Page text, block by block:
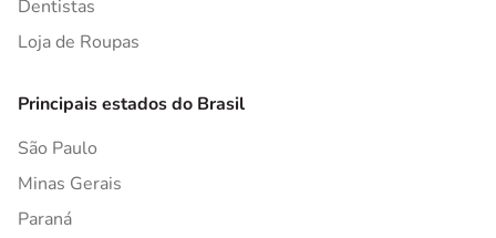
Dentistas
Loja de Roupas
Principais estados do Brasil
São Paulo
Minas Gerais
Paraná